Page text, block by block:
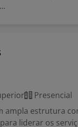
Presencial
ampla estrutura
liderar os